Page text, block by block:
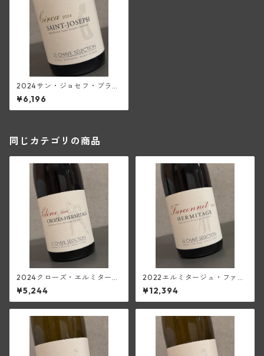
2024サン・ジョセフ・ブラ
ン・シルカ(ジャン・ルイ・シ
ャーヴ・セレクション)
¥6,196
同じカテゴリの商品
2024クローズ・エルミタージ
ュ・ルージュ・シレーヌ(ジャ
ン・ルイ・シャーヴ・セレク
ション)
¥5,244
2022エルミタージュ・ファル
コネ(ジャン・ルイ・シャー
ヴ・セレクション)
¥12,394